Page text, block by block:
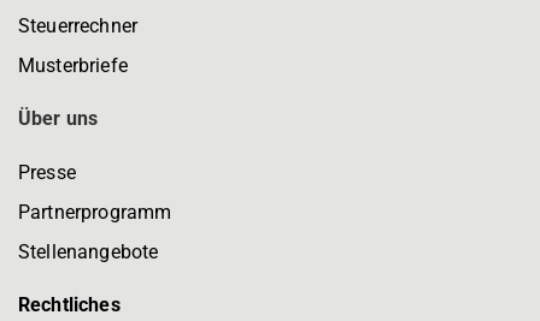
Steuerrechner
Musterbriefe
Über uns
Presse
Partnerprogramm
Stellenangebote
Rechtliches